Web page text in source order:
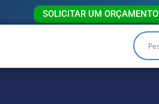
SOLICITAR UM ORÇAMENTO